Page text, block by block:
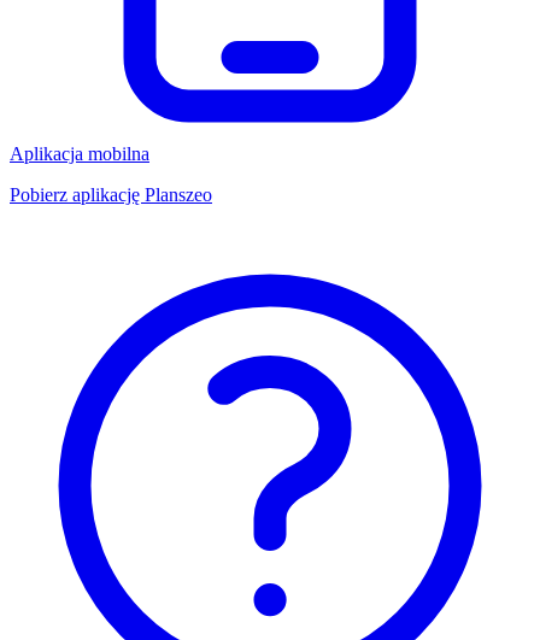
Aplikacja mobilna
Pobierz aplikację Planszeo